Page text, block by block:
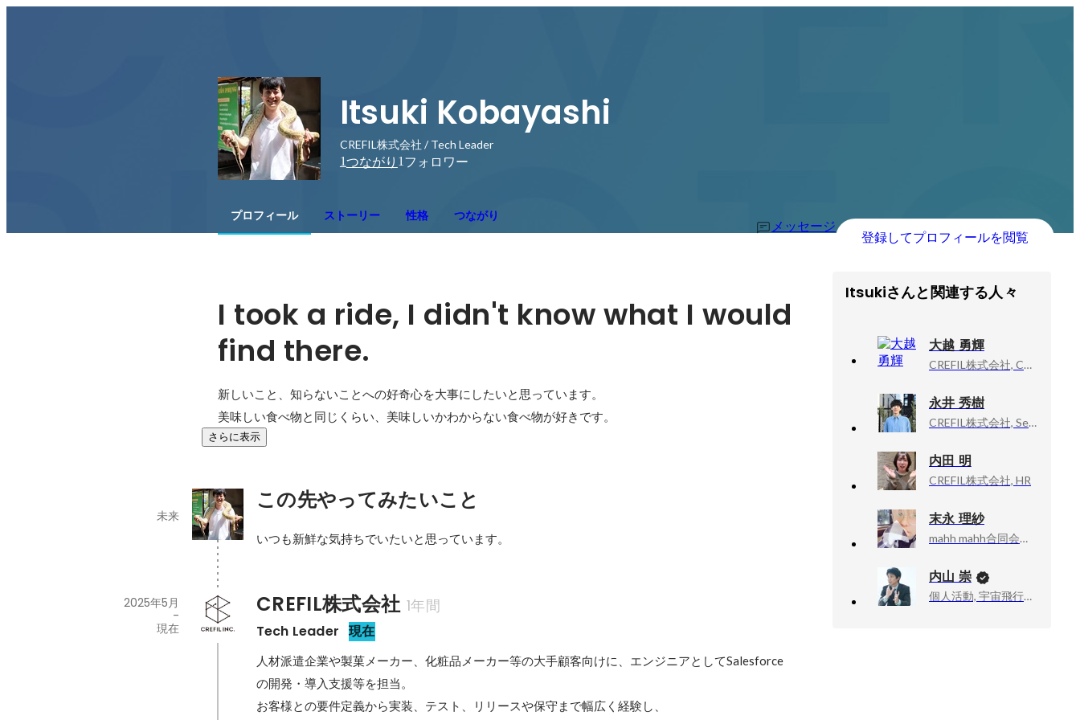
Itsuki Kobayashi
CREFIL株式会社 / Tech Leader
1つながり 1 フォロワー
プロフィール ストーリー 性格 つながり
メッセージ
登録してプロフィールを閲覧
I took a ride, I didn't know what I would
find there.
新しいこと、知らないことへの好奇心を大事にしたいと思っています。
美味しい食べ物と同じくらい、美味しいかわからない食べ物が好きです。
さらに表示
この先やってみたいこと
未来
いつも新鮮な気持ちでいたいと思っています。
CREFIL株式会社 1年間
Tech Leader 現在
2025年5月
-
現在
人材派遣企業や製菓メーカー、化粧品メーカー等の大手顧客向けに、エンジニアとしてSalesforce
の開発・導入支援等を担当。
お客様との要件定義から実装、テスト、リリースや保守まで幅広く経験し、
Itsukiさんと関連する人々
大越 勇輝
CREFIL株式会社, COO
永井 秀樹
CREFIL株式会社, Senior Consultant
内田 明
CREFIL株式会社, HR
末永 理紗
mahh mahh合同会社, 代表社員
内山 崇
個人活動, 宇宙飛行士挑戦エバンジェリスト